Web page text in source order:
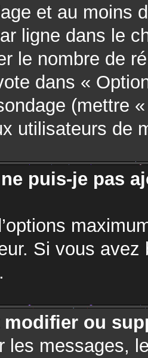
et au moins
ligne dans le
le nombre de
dans «
(mettre
utilisateurs de
puis-je pas
Si vous
modifier ou
les messages,